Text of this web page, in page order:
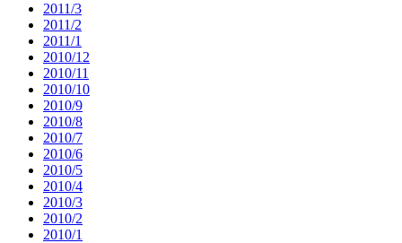
2011/3
2011/2
2011/1
2010/12
2010/11
2010/10
2010/9
2010/8
2010/7
2010/6
2010/5
2010/4
2010/3
2010/2
2010/1